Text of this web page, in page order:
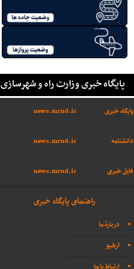
پایگاه خبری وزارت راه و شهرسازی
پایگاه خبری news.mrud.ir
دانشنامه
news.mrud.ir
فایل خبری news.mrud.ir
راهنمای پایگاه خبری
دربارهٔ ما
آرشیو